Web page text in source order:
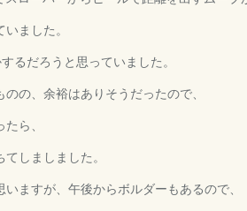
ました。
るだろうと思っていました。
の、余裕はありそうだったので、
ら、
しましました。
ますが、午後からボルダーもあるので、